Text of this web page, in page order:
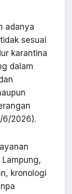
adanya
sesuai
karantina
dalam
6/2026).
Lampung,
kronologi